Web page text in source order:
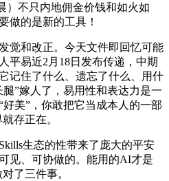
）不只内地佣金价钱和如火如
做的是新的工具！
和改正。今天文件即回忆可能
平易近2月18日发布传递，中期
记住了什么、遗忘了什么、用什
”嫁人了，易用性和表达力是一
美”，你敢把它当成本人的一部
存正在。
生态的性带来了庞大的平安
见、可协做的。能用的AI才是
了三件事。